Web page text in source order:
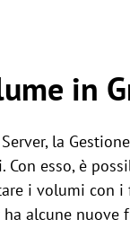
in
la
esso, è
i volumi con i
alcune